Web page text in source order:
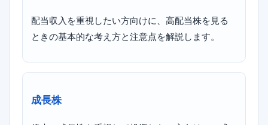
配当収入を重視したい方向けに、高配当株を見る
ときの基本的な考え方と注意点を解説します。
成長株